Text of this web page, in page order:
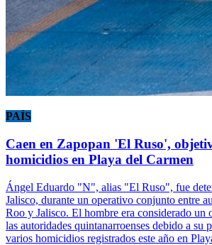
PAÍS
Caen en Zapopan 'El Ruso',
homicidios en Playa del Carmen
Ángel Eduardo "N", alias "El Ruso", fue
Jalisco, durante un operativo conjunto entre
Roo y Jalisco. El hombre era considerado
las autoridades quintanarroenses debido a su
varios homicidios registrados este año en